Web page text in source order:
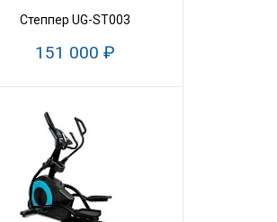
Степпер UG-ST003
151 000 ₽